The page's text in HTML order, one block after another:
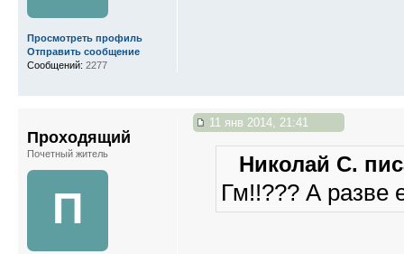
Просмотреть профиль
Отправить сообщение
Сообщений: 2277
11 янв 2014, 21:41
Николай С.
Гм!!??? А разве
Проходящий
Почетный житель
П